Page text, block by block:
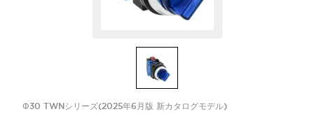
Φ30 TWNシリーズ(2025年6月版 新カタログモデル)